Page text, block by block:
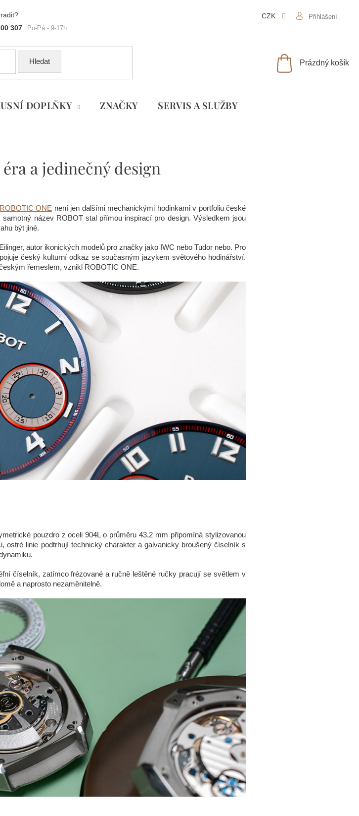
307
CZK Přihlášení
Hledat
NÁKUPNÍ
Prázdný košík
DOPLŇKY ZNAČKY SLUŽBY
a jedinečný design
ROBOTIC ONE není jen dalšími mechanickými hodinkami v portfoliu české
název ROBOT stal přímou inspirací pro design. Výsledkem jsou
být jiné.
autor ikonických modelů pro značky jako IWC nebo Tudor nebo. Pro
český kulturní odkaz se současným jazykem světového hodinářství.
řemeslem, vznikl ROBOTIC ONE.
pouzdro z oceli 904L o průměru 43,2 mm připomíná stylizovanou
ostré linie podtrhují technický charakter a galvanicky broušený číselník s
číselník, zatímco frézované a ručně leštěné ručky pracují se světlem v
a naprosto nezaměnitelně.